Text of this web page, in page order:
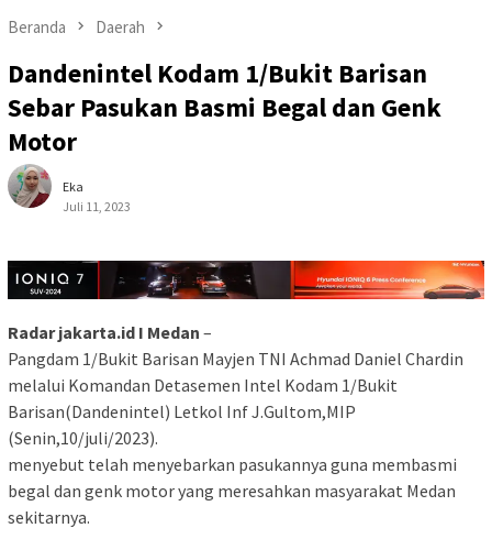
Beranda Daerah
Dandenintel Kodam 1/Bukit Barisan
Sebar Pasukan Basmi Begal dan Genk
Motor
Eka
Juli 11, 2023
Radar jakarta.id I Medan –
Pangdam 1/Bukit Barisan Mayjen TNI Achmad Daniel Chardin
melalui Komandan Detasemen Intel Kodam 1/Bukit
Barisan(Dandenintel) Letkol Inf J.Gultom,MIP
(Senin,10/juli/2023).
menyebut telah menyebarkan pasukannya guna membasmi
begal dan genk motor yang meresahkan masyarakat Medan
sekitarnya.